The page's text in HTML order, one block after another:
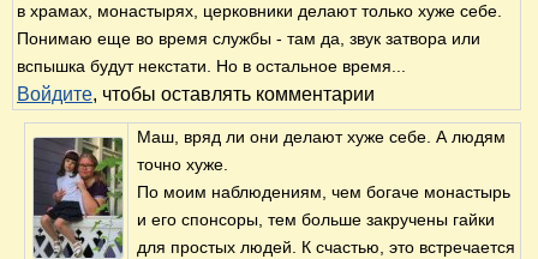
в храмах, монастырях, церковники делают только хуже себе.
Понимаю еще во время службы - там да, звук затвора или
вспышка будут некстати. Но в остальное время...
Войдите, чтобы оставлять комментарии
Маш, вряд ли они делают хуже себе. А людям
точно хуже.
По моим наблюдениям, чем богаче монастырь
и его спонсоры, тем больше закручены гайки
для простых людей. К счастью, это встречается